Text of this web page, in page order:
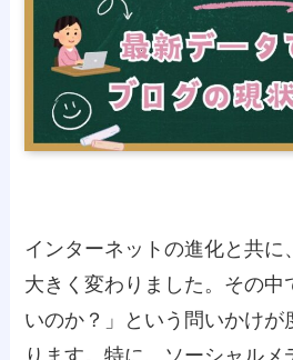
インターネットの進化と共に
大きく変わりました。その中
いのか？」という問いかけが
ります。特に、ソーシャルメ